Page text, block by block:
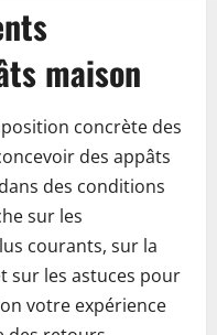
maison
concrète des
des appâts
des conditions
sur les
courants, sur la
sur les astuces pour
votre expérience